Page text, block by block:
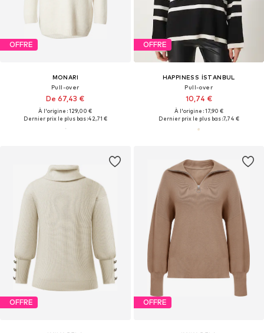
OFFRE
MONARI
Pull-over
De 67,43 €
À l'origine : 129,00 €
Dernier prix le plus bas :42,71 €
OFFRE
HAPPINESS İSTANBUL
Pull-over
10,74 €
À l'origine : 17,90 €
Dernier prix le plus bas :7,74 €
OFFRE OFFRE